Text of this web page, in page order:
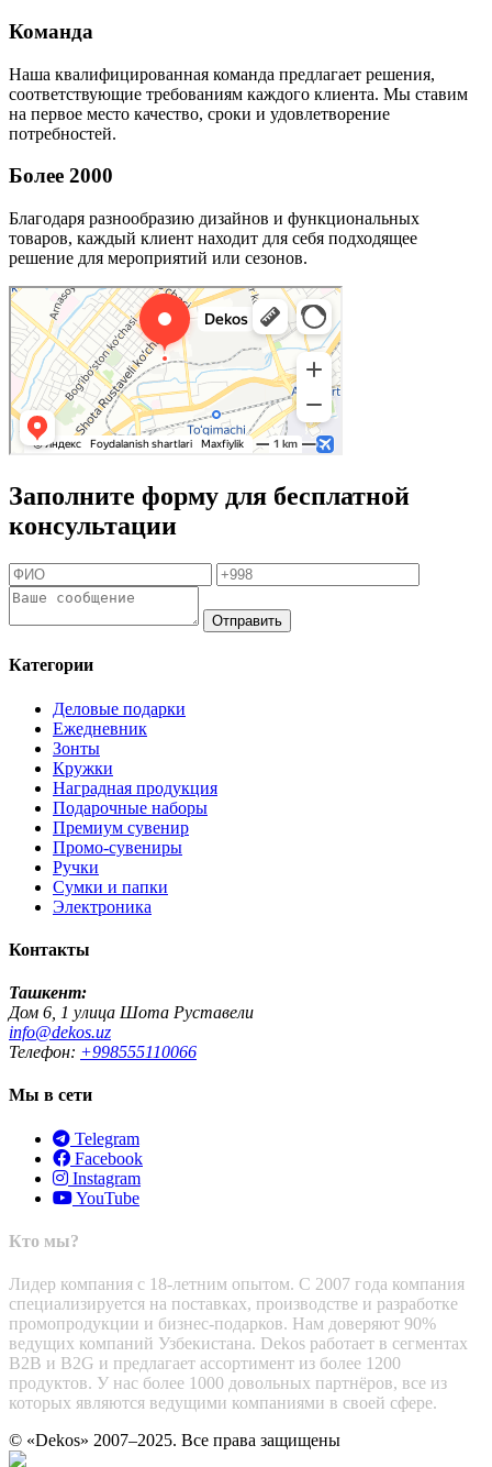
Команда
Наша квалифицированная команда предлагает решения,
соответствующие требованиям каждого клиента. Мы ставим
на первое место качество, сроки и удовлетворение
потребностей.
Более 2000
Благодаря разнообразию дизайнов и функциональных
товаров, каждый клиент находит для себя подходящее
решение для мероприятий или сезонов.
Заполните форму для бесплатной
консультации
Отправить
Категории
Деловые подарки
Ежедневник
Зонты
Кружки
Наградная продукция
Подарочные наборы
Премиум сувенир
Промо-сувениры
Ручки
Сумки и папки
Электроника
Контакты
Ташкент:
Дом 6, 1 улица Шота Руставели
info@dekos.uz
Телефон: +998555110066
Мы в сети
Telegram
Facebook
Instagram
YouTube
Кто мы?
Лидер компания с 18-летним опытом. С 2007 года компания
специализируется на поставках, производстве и разработке
промопродукции и бизнес-подарков. Нам доверяют 90%
ведущих компаний Узбекистана. Dekos работает в сегментах
B2B и B2G и предлагает ассортимент из более 1200
продуктов. У нас более 1000 довольных партнёров, все из
которых являются ведущими компаниями в своей сфере.
© «Dekos» 2007–2025. Все права защищены